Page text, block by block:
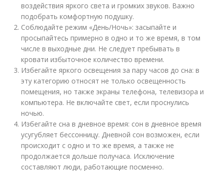
воздействия яркого света и громких звуков. Важно
подобрать комфортную подушку.
Соблюдайте режим «День/Ночь»: засыпайте и
просыпайтесь примерно в одно и то же время, в том
числе в выходные дни. Не следует пребывать в
кровати избыточное количество времени.
Избегайте яркого освещения за пару часов до сна: в
эту категорию относят не только освещенность
помещения, но также экраны телефона, телевизора и
компьютера. Не включайте свет, если проснулись
ночью.
Избегайте сна в дневное время: сон в дневное время
усугубляет бессонницу. Дневной сон возможен, если
происходит с одно и то же время, а также не
продолжается дольше получаса. Исключение
составляют люди, работающие посменно.